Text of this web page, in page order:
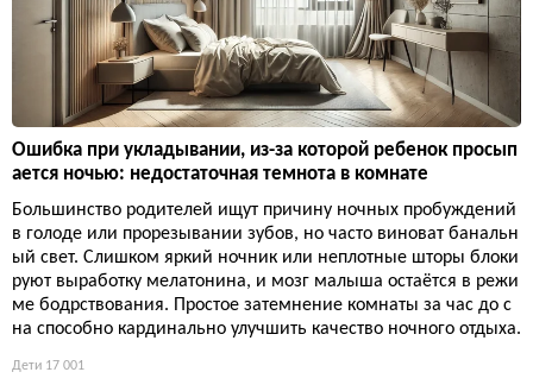
Ошибка при укладывании, из-за которой ребенок просып
ается ночью: недостаточная темнота в комнате
Большинство родителей ищут причину ночных пробуждений
в голоде или прорезывании зубов, но часто виноват банальн
ый свет. Слишком яркий ночник или неплотные шторы блоки
руют выработку мелатонина, и мозг малыша остаётся в режи
ме бодрствования. Простое затемнение комнаты за час до с
на способно кардинально улучшить качество ночного отдыха.
Дети 17 001